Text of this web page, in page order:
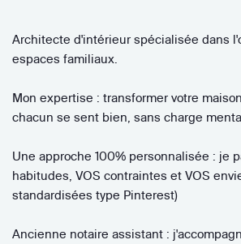
Architecte d'intérieur spécialisée dans
espaces familiaux.
Mon expertise : transformer votre
chacun se sent bien, sans charge
Une approche 100% personnalisée : je
habitudes, VOS contraintes et VOS
standardisées type Pinterest)
Ancienne notaire assistant :